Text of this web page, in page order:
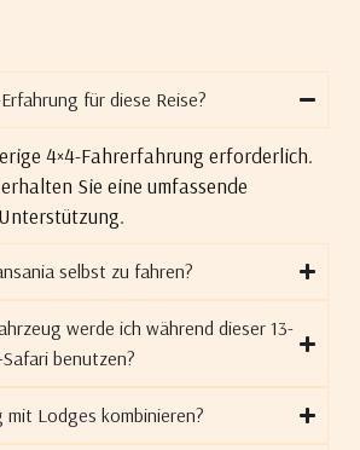
für diese Reise?
4×4-Fahrerfahrung erforderlich.
Sie eine umfassende
selbst zu fahren?
werde ich während dieser 13-
benutzen?
mit Lodges kombinieren?